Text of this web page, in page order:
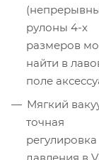
рулоны 4-х
размеров
найти в
поле
Мягкий
точная
регулировка